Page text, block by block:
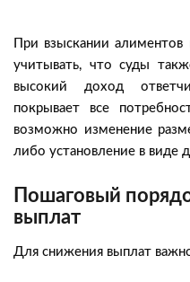
При взыскании
учитывать, что суды
высокий доход
покрывает все
возможно изменение
либо установление в виде
Пошаговый
выплат
Для снижения выплат